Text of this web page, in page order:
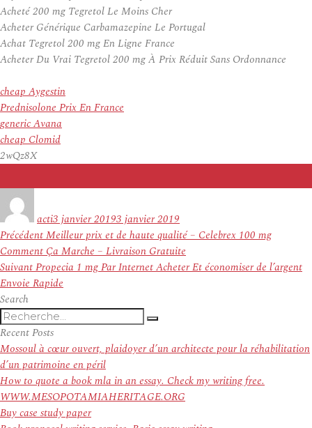
Acheté 200 mg Tegretol Le Moins Cher
Acheter Générique Carbamazepine Le Portugal
Achat Tegretol 200 mg En Ligne France
Acheter Du Vrai Tegretol 200 mg À Prix Réduit Sans Ordonnance
cheap Aygestin
Prednisolone Prix En France
generic Avana
cheap Clomid
2wQz8X
actile
3 janvier 20193 janvier 2019
Navigation
de
l’article
PrécédentArticle
précédent :
Meilleur prix et de haute qualité – Celebrex 100 mg
Comment Ça Marche – Livraison Gratuite
SuivantArticle
suivant :
Propecia 1 mg Par Internet Acheter Et économiser de l’argent
Envoie Rapide
Search
Recherche
pour
:
Recherche
Recent Posts
Mossoul à cœur ouvert, plaidoyer d’un architecte pour la réhabilitation
d’un patrimoine en péril
How to quote a book mla in an essay. Check my writing free.
WWW.MESOPOTAMIAHERITAGE.ORG
Buy case study paper